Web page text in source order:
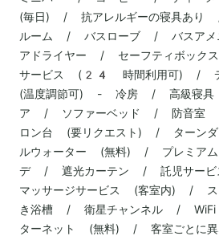
(毎日) / 抗アレルギーの寝具あ
ルーム / バスローブ / バスア
アドライヤー / セーフティボッ
サービス (24 時間利用可) /
(温度調節可) - 冷房 / 高級寝具
ア / ソファーベッド / 防音
ロン台 (要リクエスト) / ターン
ルウォーター (無料) / プレミ
デ / 遮光カーテン / 託児サービ
マッサージサービス (客室内) /
き浴槽 / 衛星チャンネル /
ターネット (無料) / 客室ごとに